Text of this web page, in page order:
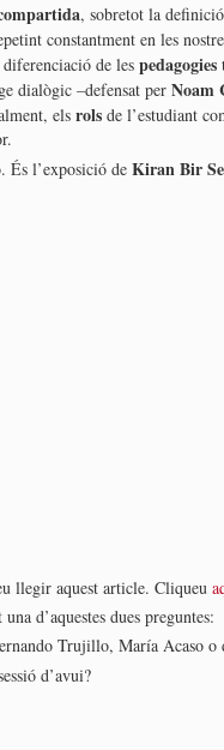
, sobretot la
constantment en les
de les
dialògic –defensat per Noam
els rols de l’estudiant
És l’exposició de Kiran Bir
llegir aquest article. Cliqueu
d’aquestes dues preguntes:
Trujillo, María Acaso
d’avui?